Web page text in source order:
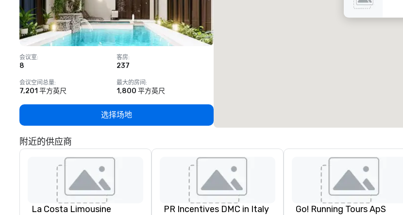
会议室:
8
客房:
237
会议空间总量:
7,201 平方英尺
最大的房间 :
1,800 平方英尺
选择场地
附近的供应商
La Costa Limousine PR Incentives DMC in Italy Go! Running Tours ApS